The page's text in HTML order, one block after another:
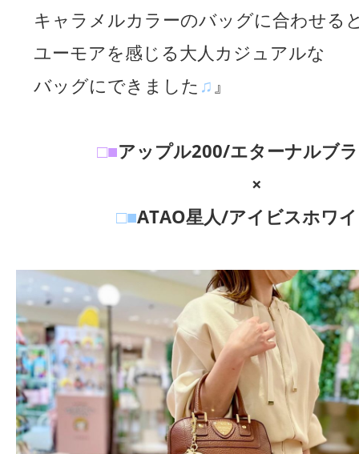
キャラメルカラーのバッグに合わせる
ユーモアを感じる大人カジュアルな
バッグにできました ♫』
□■アップル200/エターナルブ
×
□■ATAO星人/アイビスホワ